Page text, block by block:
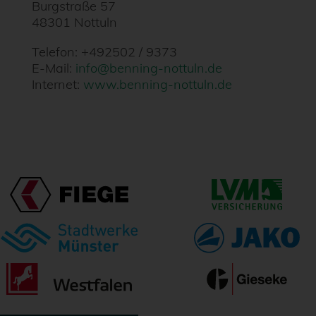
Burgstraße 57
48301 Nottuln
Telefon: +492502 / 9373
E-Mail: info@benning-nottuln.de
Internet: www.benning-nottuln.de